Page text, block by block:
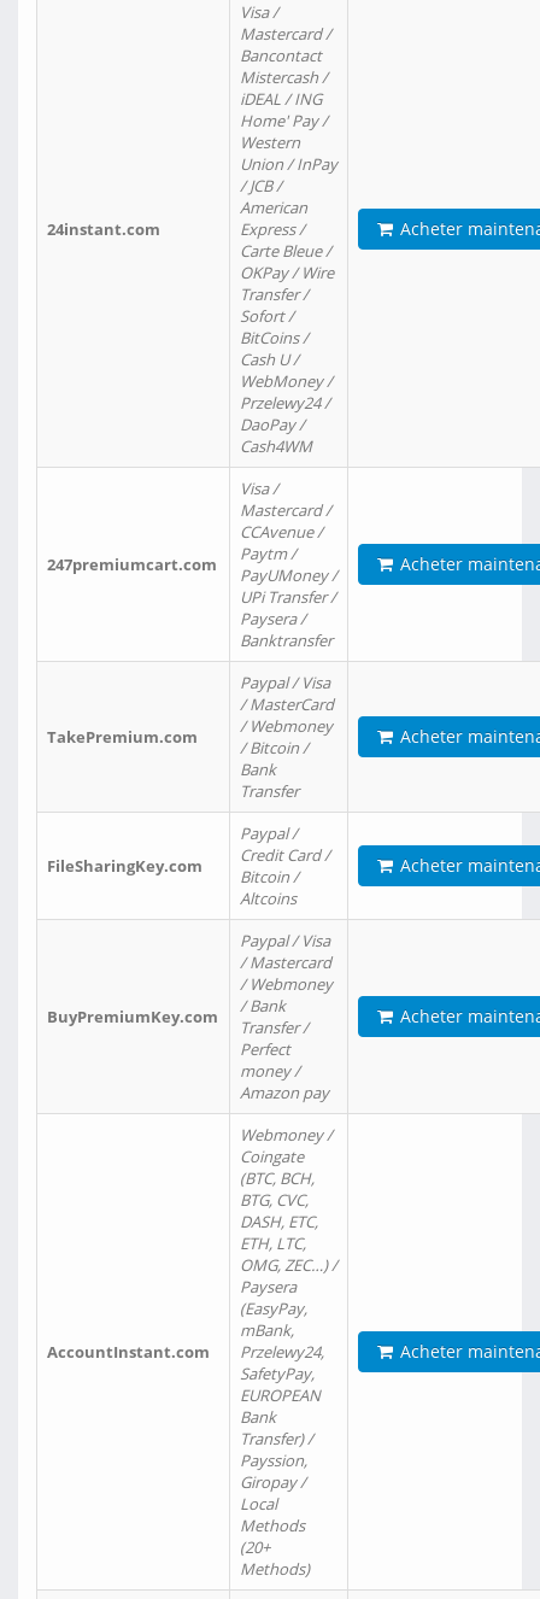
24instant.com
Visa /
Mastercard /
Bancontact
Mistercash /
iDEAL / ING
Home' Pay /
Western
Union / InPay
/ JCB /
American
Express /
Carte Bleue /
OKPay / Wire
Transfer /
Sofort /
BitCoins /
Cash U /
WebMoney /
Przelewy24 /
DaoPay /
Cash4WM
Acheter
247premiumcart.com
Visa /
Mastercard /
CCAvenue /
Paytm /
PayUMoney /
UPi Transfer /
Paysera /
Banktransfer
Acheter
TakePremium.com
Paypal / Visa
/ MasterCard
/ Webmoney
/ Bitcoin /
Bank
Transfer
Acheter
FileSharingKey.com
Paypal /
Credit Card /
Bitcoin /
Altcoins
Acheter
BuyPremiumKey.com
Paypal / Visa
/ Mastercard
/ Webmoney
/ Bank
Transfer /
Perfect
money /
Amazon pay
Acheter
AccountInstant.com
Webmoney /
Coingate
(BTC, BCH,
BTG, CVC,
DASH, ETC,
ETH, LTC,
OMG, ZEC…) /
Paysera
(EasyPay,
mBank,
Przelewy24,
SafetyPay,
EUROPEAN
Bank
Transfer) /
Payssion,
Giropay /
Local
Methods
(20+
Methods)
Acheter